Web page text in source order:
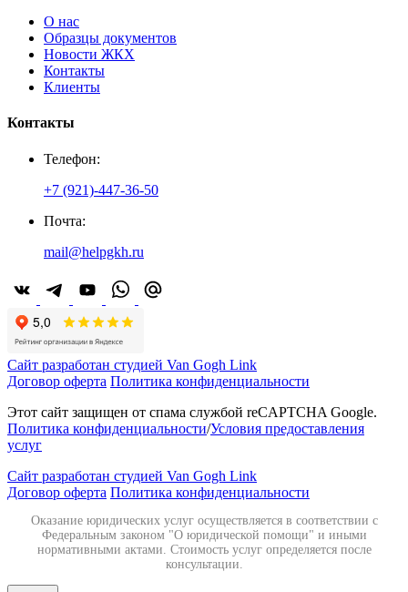
О нас
Образцы документов
Новости ЖКХ
Контакты
Клиенты
Контакты
Телефон:
+7 (921)-447-36-50
Почта:
mail@helpgkh.ru
Сайт разработан студией Van Gogh Link
Договор оферта Политика конфиденциальности
Этот сайт защищен от спама службой reCAPTCHA Google.
Политика конфиденциальности/Условия предоставления
услуг
Сайт разработан студией Van Gogh Link
Договор оферта Политика конфиденциальности
Оказание юридических услуг осуществляется в соответствии с
Федеральным законом "О юридической помощи" и иными
нормативными актами. Стоимость услуг определяется после
консультации.